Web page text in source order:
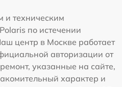
и техническим
по истечении
центр в Москве работает
авторизации от
указанные на сайте,
характер и